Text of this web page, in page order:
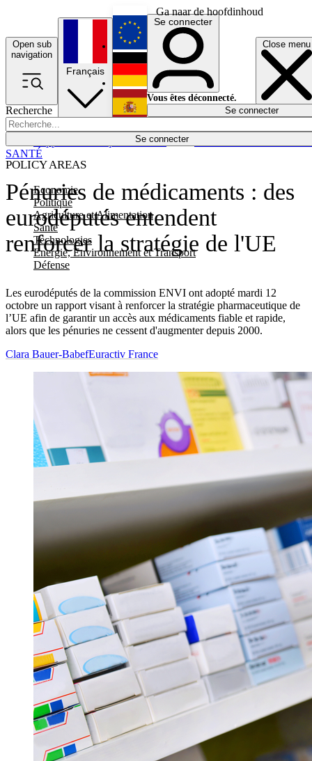
Ga naar de hoofdinhoud
Open sub
navigation
Close menu
Recherche
Se connecter
POLICY AREAS
Economie
Politique
Agriculture et Alimentation
Santé
Technologies
Energie, Environnement et Transport
Défense
Économie
Français
English
Deutsch
Español
Se connecter
Vous êtes déconnecté.
Se connecter
Pénuries de médicaments : des
eurodéputés entendent
renforcer la stratégie de l'UE
Les eurodéputés de la commission ENVI ont adopté mardi 12
octobre un rapport visant à renforcer la stratégie pharmaceutique de
l’UE afin de garantir un accès aux médicaments fiable et rapide,
alors que les pénuries ne cessent d'augmenter depuis 2000.
SANTÉ
Clara Bauer-BabefEuractiv France